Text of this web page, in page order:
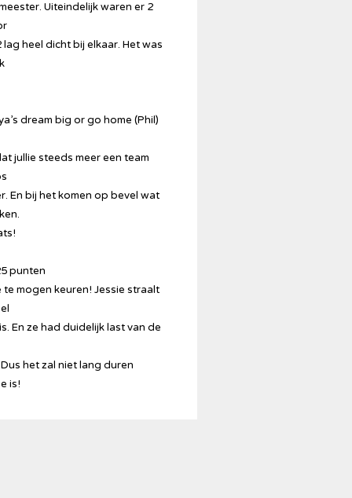
Uiteindelijk waren er 2
heel dicht bij elkaar. Het was
dream big or go home (Phil)
jullie steeds meer een team
En bij het komen op bevel wat
punten
te mogen keuren! Jessie straalt
En ze had duidelijk last van de
het zal niet lang duren
is!